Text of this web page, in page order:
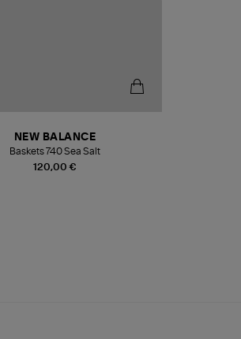
120,00 €
NEW BALANCE
Baskets 740 Sea Salt